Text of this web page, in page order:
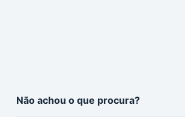
Não achou o que procura?